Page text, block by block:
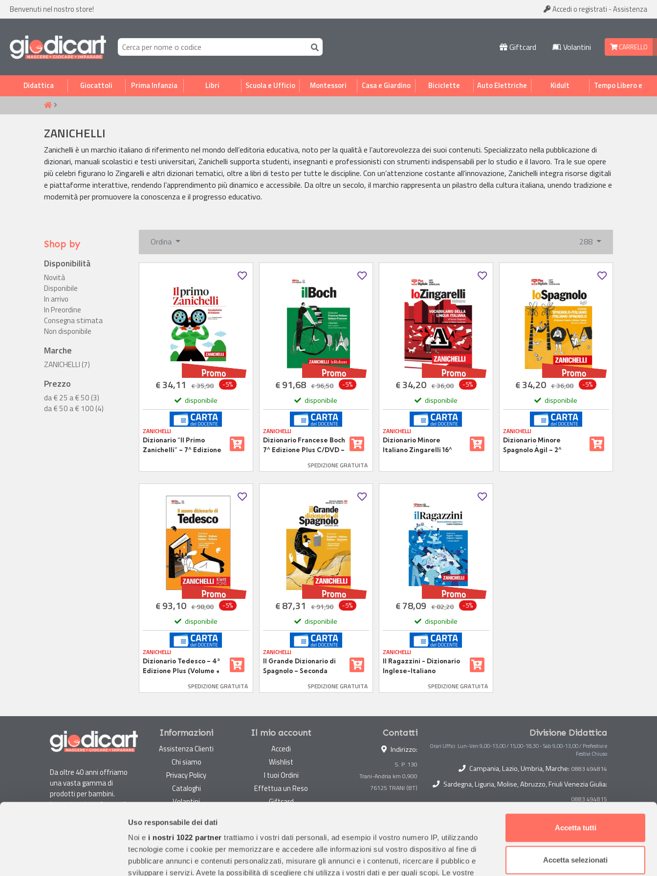
Uso responsabile dei dati
Noi e i nostri 1022 partner trattiamo i vostri dati personali, ad esempio il vostro numero IP, utilizzando
tecnologie come i cookie per memorizzare e accedere alle informazioni sul vostro dispositivo al fine di
pubblicare annunci e contenuti personalizzati, misurare gli annunci e i contenuti, ricercare il pubblico e
sviluppare i servizi. Avete la possibilità di scegliere chi utilizza i vostri dati e per quali scopi. Le vostre
Accetta tutti
Accetta selezionati
Benvenuti nel nostro store! Accedi o registrati -Assistenza
Giftcard Volantini CARRELLO
Didattica Giocattoli Prima Infanzia Libri Scuola e Ufficio Montessori Casa e Giardino Biciclette Auto Elettriche Kidult
Tempo Libero e
Sport
ZANICHELLI
Zanichelli è un marchio italiano di riferimento nel mondo dell’editoria educativa, noto per la qualità e l’autorevolezza dei suoi contenuti. Specializzato nella pubblicazione di
dizionari, manuali scolastici e testi universitari, Zanichelli supporta studenti, insegnanti e professionisti con strumenti indispensabili per lo studio e il lavoro. Tra le sue opere
più celebri figurano lo Zingarelli e altri dizionari tematici, oltre a libri di testo per tutte le discipline. Con un’attenzione costante all’innovazione, Zanichelli integra risorse digitali
e piattaforme interattive, rendendo l’apprendimento più dinamico e accessibile. Da oltre un secolo, il marchio rappresenta un pilastro della cultura italiana, unendo tradizione e
modernità per promuovere la conoscenza e il progresso educativo.
Shop by
Disponibilità
Novità
Disponibile
In arrivo
In Preordine
Consegna stimata
Non disponibile
Marche
ZANICHELLI (7)
Prezzo
da € 25 a € 50 (3)
da € 50 a € 100 (4)
Ordina 288
€34,11 €35,90 -5%
disponibile
ZANICHELLI
Dizionario “Il Primo
Zanichelli” – 7^ Edizione
€91,68 €96,50 -5%
disponibile
ZANICHELLI
Dizionario Francese Boch
7^ Edizione Plus C/DVD –
SPEDIZIONE GRATUITA
€34,20 €36,00 -5%
disponibile
ZANICHELLI
Dizionario Minore
Italiano Zingarelli 16^
€34,20 €36,00 -5%
disponibile
ZANICHELLI
Dizionario Minore
Spagnolo Àgil – 2^
€93,10 €98,00 -5%
disponibile
ZANICHELLI
Dizionario Tedesco – 4ª
Edizione Plus (Volume +
SPEDIZIONE GRATUITA
€87,31 €91,90 -5%
disponibile
ZANICHELLI
Il Grande Dizionario di
Spagnolo – Seconda
SPEDIZIONE GRATUITA
€78,09 €82,20 -5%
disponibile
ZANICHELLI
Il Ragazzini - Dizionario
Inglese-Italiano
SPEDIZIONE GRATUITA
Da oltre 40 anni offriamo
una vasta gamma di
prodotti per bambini.
La nostra piattaforma di
ricerca di giocattoli, articoli
per l'infanzia, cancelleria e
Informazioni
Assistenza Clienti
Chi siamo
Privacy Policy
Cataloghi
Volantini
DURC e Tracciabilità
Rilevazione Misure
Radiatori
Il mio account
Accedi
Wishlist
I tuoi Ordini
Effettua un Reso
Giftcard
Garanzie
Condizioni di vendita
Spedizioni e Resi
Contatti
Indirizzo:
S. P. 130
Trani-Andria km 0,900
Prima Infanzia: 0883
494858
Orari di apertura al pubblico
Divisione Didattica
Orari Uffici: Lun-Ven 9,00-13,00 / 15,00-18,30 - Sab 9,00-13,00 / Prefestivi e
Festivi Chiuso
Campania, Lazio, Umbria, Marche: 0883 494814
Sardegna, Liguria, Molise, Abruzzo, Friuli Venezia Giulia:
0883 494815
Toscana, Lombardia, Piemonte, Veneto, Trentino Alto
Sicilia, Puglia, Calabria, Basilicata, Valle D'Aosta:
0883 494884 Emilia Romagna: 0883 494813